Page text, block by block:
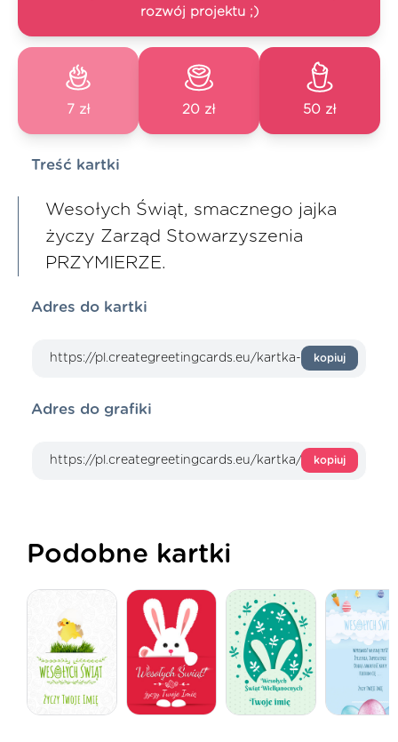
rozwój projektu ;)
7 zł 20 zł 50 zł
Treść kartki
Wesołych Świąt, smacznego jajka
życzy Zarząd Stowarzyszenia
PRZYMIERZE.
Adres do kartki
kopiuj
Adres do grafiki
kopiuj
Podobne kartki